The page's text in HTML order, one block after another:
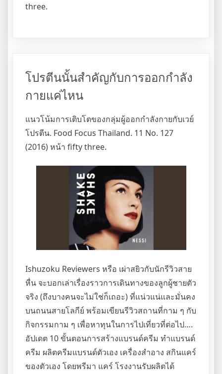
three.
โปรตีนนั้นสำคัญกับการออกกำลัง
กายแค่ไหน
แนวโน้มการเติบโตของกลุ่มผู้ออกกำลังกายกับเวย์
โปรตีน. Food Focus Thailand. 11 No. 127
(2016) หน้า fifty three.
Ishuzoku Reviewers หรือ เผ่าสยิวกับนักรีวิวสาย
หื่น จะบอกเล่าเรื่องราวการเดินทางของลูกผู้ชายตัว
จริง (ถึงบางคนจะไม่ใช่ก็เถอะ) ที่แน่วแน่และมั่นคง
บนถนนสายโลกีย์ พร้อมเขียนรีวิวสถานที่กาม ๆ กับ
กิจกรรมกาม ๆ เพื่อหาทุนในการไปเที่ยวที่ต่อไป….
อัปเดต 10 ขั้นตอนการสร้างแบรนด์ครีม ทำแบรนด์
ครีม ผลิตครีมแบรนด์ตัวเอง เครื่องสำอาง สกินแคร์
ของตัวเอง โดยพรีมา แคร์ โรงงานรับผลิตได้